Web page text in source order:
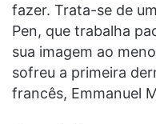
fazer. Trata-se de
Pen, que trabalha
sua imagem ao
sofreu a primeira
francês, Emmanuel